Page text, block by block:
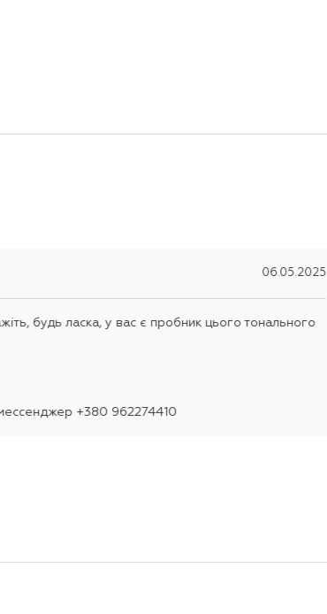
06.05.2025
будь ласка, у вас є пробник цього тонального
+380 962274410